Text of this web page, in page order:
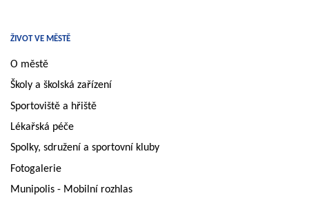
ŽIVOT VE MĚSTĚ
O městě
Školy a školská zařízení
Sportoviště a hřiště
Lékařská péče
Spolky, sdružení a sportovní kluby
Fotogalerie
Munipolis - Mobilní rozhlas